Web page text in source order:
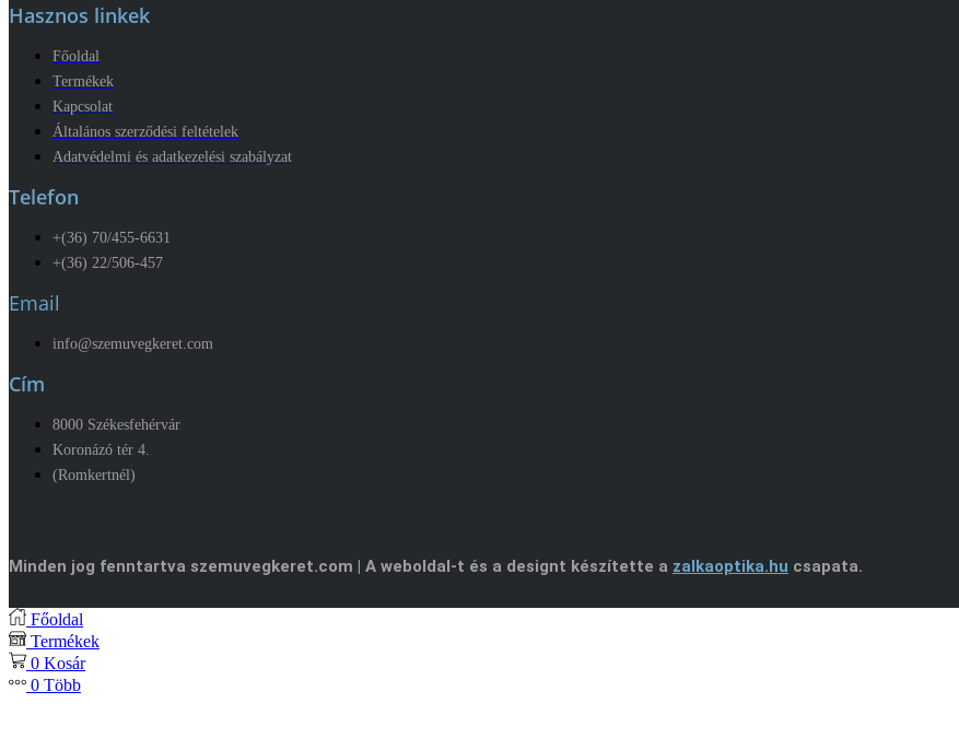
Hasznos linkek
Főoldal
Termékek
Kapcsolat
Általános szerződési feltételek
Adatvédelmi és adatkezelési szabályzat
Telefon
+(36) 70/455-6631
+(36) 22/506-457
Email
info@szemuvegkeret.com
Cím
8000 Székesfehérvár
Koronázó tér 4.
(Romkertnél)
Minden jog fenntartva szemuvegkeret.com | A weboldal-t és a designt készítette a zalkaoptika.hu csapata.
Főoldal
Termékek
0 Kosár
0 Több